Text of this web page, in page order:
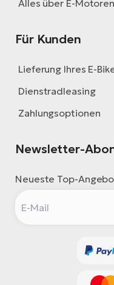
Alles über E-Motoren
Für Kunden
Lieferung Ihres E-
Dienstradleasing
Zahlungsoptionen
Newsletter-
Neueste Top-